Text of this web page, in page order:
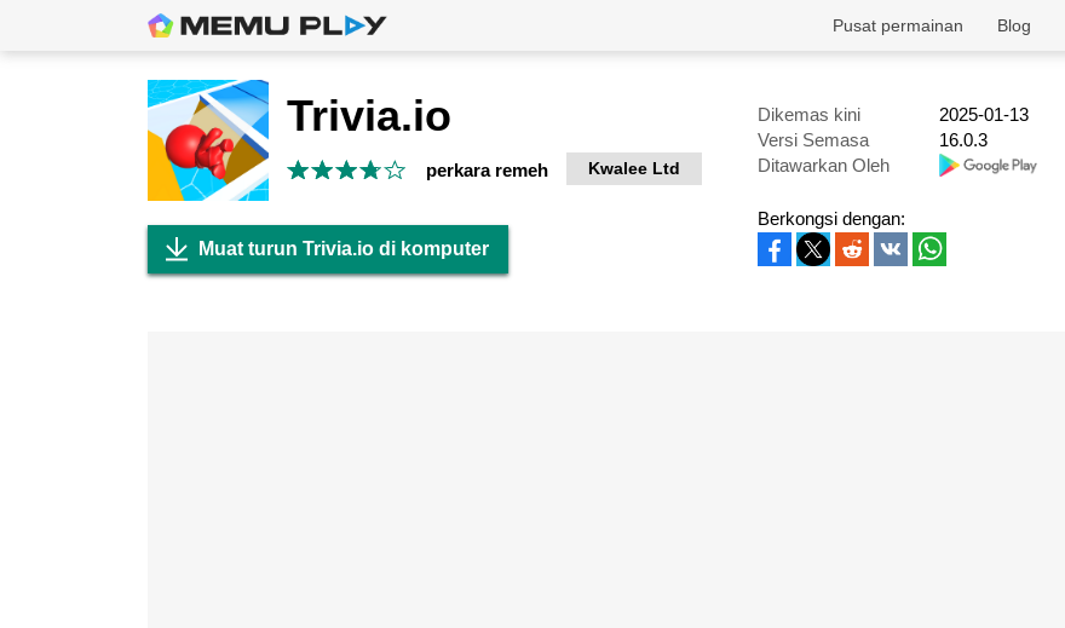
Blog
Pusat permainan
Trivia.io
perkara remeh Kwalee Ltd
Dikemas kini
2025-01-13
Versi Semasa
16.0.3
Ditawarkan Oleh
Muat turun Trivia.io di komputer
Berkongsi dengan: